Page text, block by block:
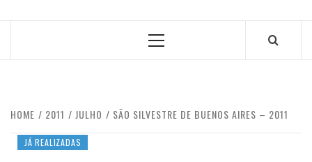
Primary
HOME 2011 JULHO SÃO SILVESTRE DE BUENOS AIRES – 2011
JÁ REALIZADAS